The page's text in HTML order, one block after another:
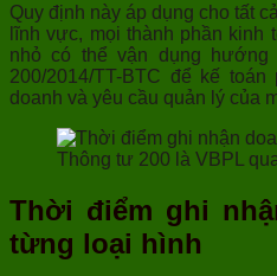
Quy định này áp dụng cho tất
lĩnh vực, mọi thành phần kinh
nhỏ có thể vận dụng
200/2014/TT-BTC để kế
doanh và yêu cầu quản lý của
Thông tư 200 là VBPL
Thời điểm ghi
từng loại hình